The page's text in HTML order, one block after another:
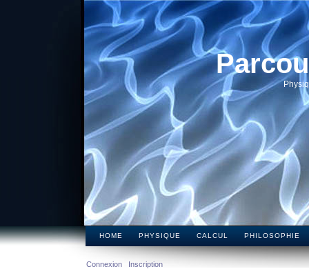
HOME PHYSIQUE CALCUL PHILOSOPHIE
Connexion Inscription